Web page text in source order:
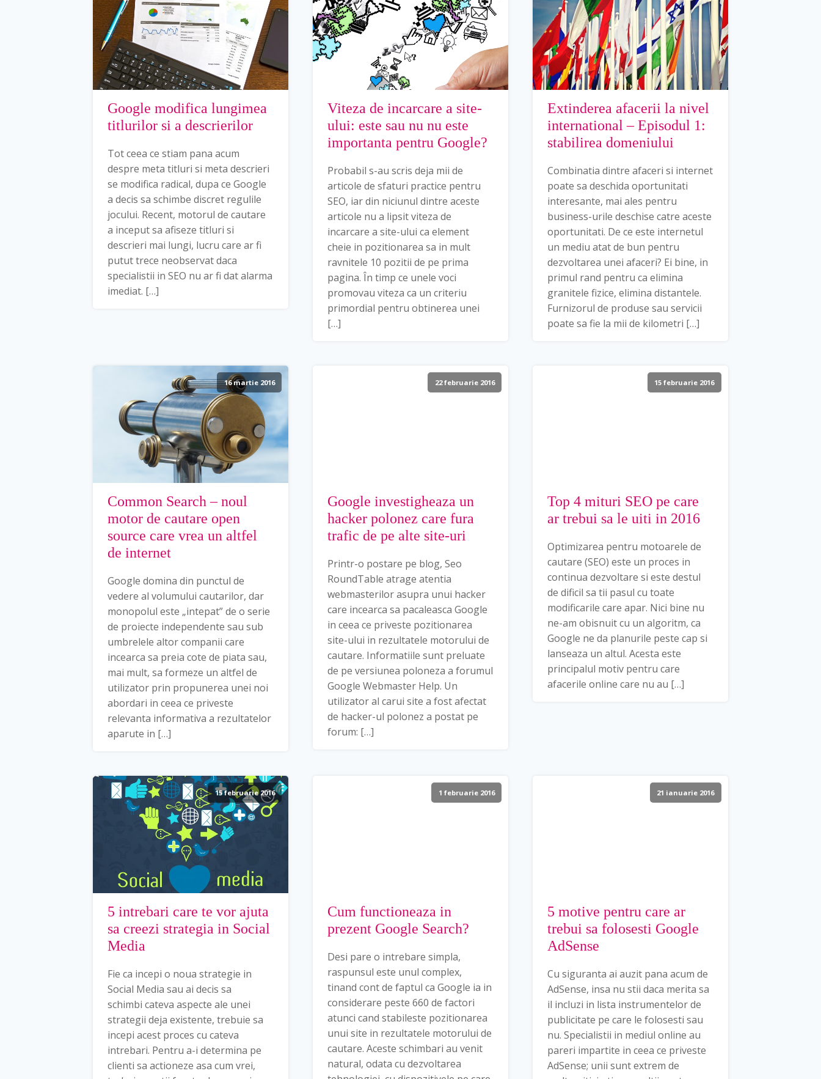
Google modifica lungimea
titlurilor si a descrierilor
Tot ceea ce stiam pana acum
despre meta titluri si meta descrieri
se modifica radical, dupa ce Google
a decis sa schimbe discret regulile
jocului. Recent, motorul de cautare
a inceput sa afiseze titluri si
descrieri mai lungi, lucru care ar fi
putut trece neobservat daca
specialistii in SEO nu ar fi dat alarma
imediat. […]
Viteza de incarcare a site-
ului: este sau nu nu este
importanta pentru Google?
Probabil s-au scris deja mii de
articole de sfaturi practice pentru
SEO, iar din niciunul dintre aceste
articole nu a lipsit viteza de
incarcare a site-ului ca element
cheie in pozitionarea sa in mult
ravnitele 10 pozitii de pe prima
pagina. În timp ce unele voci
promovau viteza ca un criteriu
primordial pentru obtinerea unei
[…]
Extinderea afacerii la nivel
international – Episodul 1:
stabilirea domeniului
Combinatia dintre afaceri si internet
poate sa deschida oportunitati
interesante, mai ales pentru
business-urile deschise catre aceste
oportunitati. De ce este internetul
un mediu atat de bun pentru
dezvoltarea unei afaceri? Ei bine, in
primul rand pentru ca elimina
granitele fizice, elimina distantele.
Furnizorul de produse sau servicii
poate sa fie la mii de kilometri […]
16 martie 2016
Common Search – noul
motor de cautare open
source care vrea un altfel
de internet
Google domina din punctul de
vedere al volumului cautarilor, dar
monopolul este „intepat” de o serie
de proiecte independente sau sub
umbrelele altor companii care
incearca sa preia cote de piata sau,
mai mult, sa formeze un altfel de
utilizator prin propunerea unei noi
abordari in ceea ce priveste
relevanta informativa a rezultatelor
aparute in […]
22 februarie 2016
Google investigheaza un
hacker polonez care fura
trafic de pe alte site-uri
Printr-o postare pe blog, Seo
RoundTable atrage atentia
webmasterilor asupra unui hacker
care incearca sa pacaleasca Google
in ceea ce priveste pozitionarea
site-ului in rezultatele motorului de
cautare. Informatiile sunt preluate
de pe versiunea poloneza a forumul
Google Webmaster Help. Un
utilizator al carui site a fost afectat
de hacker-ul polonez a postat pe
forum: […]
15 februarie 2016
Top 4 mituri SEO pe care
ar trebui sa le uiti in 2016
Optimizarea pentru motoarele de
cautare (SEO) este un proces in
continua dezvoltare si este destul
de dificil sa tii pasul cu toate
modificarile care apar. Nici bine nu
ne-am obisnuit cu un algoritm, ca
Google ne da planurile peste cap si
lanseaza un altul. Acesta este
principalul motiv pentru care
afacerile online care nu au […]
15 februarie 2016
5 intrebari care te vor ajuta
sa creezi strategia in Social
Media
Fie ca incepi o noua strategie in
Social Media sau ai decis sa
schimbi cateva aspecte ale unei
strategii deja existente, trebuie sa
incepi acest proces cu cateva
intrebari. Pentru a-i determina pe
clienti sa actioneze asa cum vrei,
1 februarie 2016
Cum functioneaza in
prezent Google Search?
Desi pare o intrebare simpla,
raspunsul este unul complex,
tinand cont de faptul ca Google ia in
considerare peste 660 de factori
atunci cand stabileste pozitionarea
unui site in rezultatele motorului de
cautare. Aceste schimbari au venit
natural, odata cu dezvoltarea
21 ianuarie 2016
5 motive pentru care ar
trebui sa folosesti Google
AdSense
Cu siguranta ai auzit pana acum de
AdSense, insa nu stii daca merita sa
il incluzi in lista instrumentelor de
publicitate pe care le folosesti sau
nu. Specialistii in mediul online au
pareri impartite in ceea ce priveste
AdSense; unii sunt extrem de